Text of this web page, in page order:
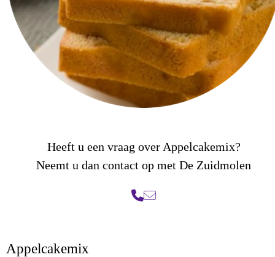
Heeft u een vraag over Appelcakemix?
Neemt u dan contact op met De Zuidmolen
Appelcakemix